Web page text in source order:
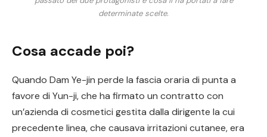
determinate scelte.
Cosa accade poi?
Quando Dam Ye-jin perde la fascia oraria di punta a
favore di Yun-ji, che ha firmato un contratto con
un’azienda di cosmetici gestita dalla dirigente la cui
precedente linea, che causava irritazioni cutanee, era